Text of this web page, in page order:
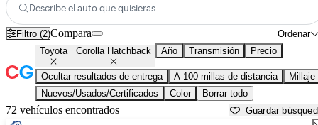
Describe el auto que quisieras
Filtro (2) Ordenar
Compara
Toyota Corolla Hatchback Año Transmisión Precio
Ocultar resultados de entrega A 100 millas de distancia
Millaje
Nuevos/Usados/Certificados
Color Borrar todo
72 vehículos encontrados Guardar